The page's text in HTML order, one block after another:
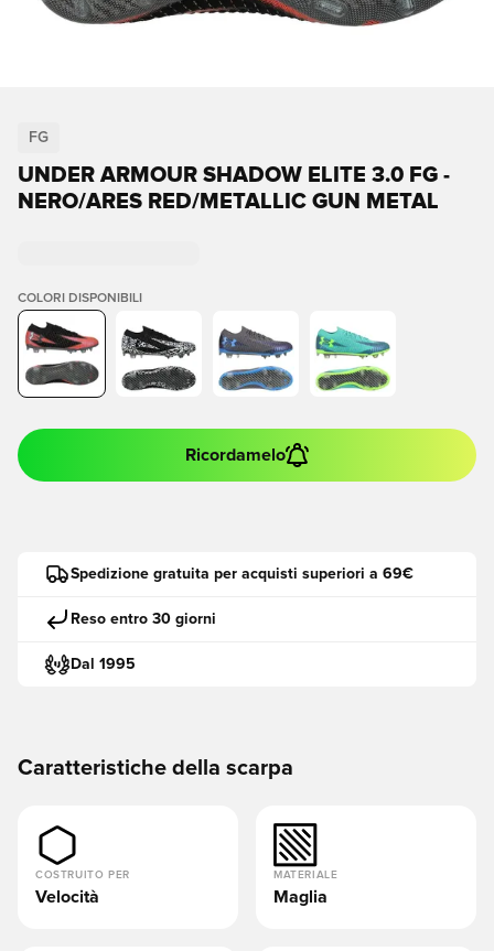
FG
UNDER ARMOUR SHADOW ELITE 3.0 FG -
NERO/ARES RED/METALLIC GUN METAL
COLORI DISPONIBILI
Ricordamelo
Spedizione gratuita per acquisti superiori a 69€
Reso entro 30 giorni
Dal 1995
Caratteristiche della scarpa
COSTRUITO PER
Velocità
MATERIALE
Maglia